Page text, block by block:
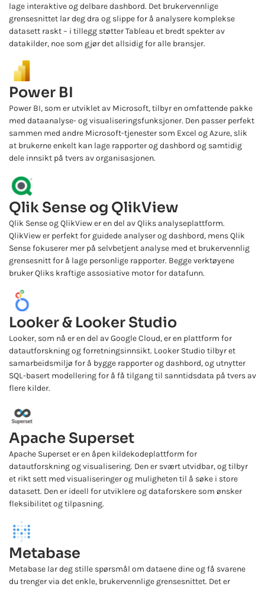
lage interaktive og delbare dashbord. Det brukervennlige
grensesnittet lar deg dra og slippe for å analysere komplekse
datasett raskt – i tillegg støtter Tableau et bredt spekter av
datakilder, noe som gjør det allsidig for alle bransjer.
Power BI
Power BI, som er utviklet av Microsoft, tilbyr en omfattende pakke
med dataanalyse- og visualiseringsfunksjoner. Den passer perfekt
sammen med andre Microsoft-tjenester som Excel og Azure, slik
at brukerne enkelt kan lage rapporter og dashbord og samtidig
dele innsikt på tvers av organisasjonen.
Qlik Sense og QlikView
Qlik Sense og QlikView er en del av Qliks analyseplattform.
QlikView er perfekt for guidede analyser og dashbord, mens Qlik
Sense fokuserer mer på selvbetjent analyse med et brukervennlig
grensesnitt for å lage personlige rapporter. Begge verktøyene
bruker Qliks kraftige assosiative motor for datafunn.
Looker & Looker Studio
Looker, som nå er en del av Google Cloud, er en plattform for
datautforskning og forretningsinnsikt. Looker Studio tilbyr et
samarbeidsmiljø for å bygge rapporter og dashbord, og utnytter
SQL-basert modellering for å få tilgang til sanntidsdata på tvers av
flere kilder.
Apache Superset
Apache Superset er en åpen kildekodeplattform for
datautforskning og visualisering. Den er svært utvidbar, og tilbyr
et rikt sett med visualiseringer og muligheten til å søke i store
datasett. Den er ideell for utviklere og dataforskere som ønsker
fleksibilitet og tilpasning.
Metabase
Metabase lar deg stille spørsmål om dataene dine og få svarene
du trenger via det enkle, brukervennlige grensesnittet. Det er